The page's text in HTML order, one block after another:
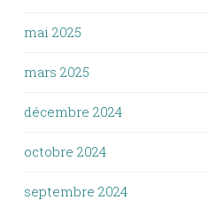
mai 2025
mars 2025
décembre 2024
octobre 2024
septembre 2024